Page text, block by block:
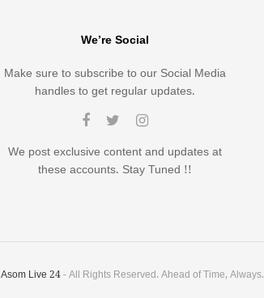
We’re Social
Make sure to subscribe to our Social Media
handles to get regular updates.
We post exclusive content and updates at
these accounts. Stay Tuned !!
Asom Live 24- All Rights Reserved. Ahead of Time, Always.